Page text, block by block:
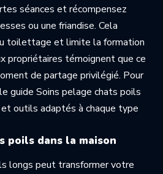
séances et récompensez
ou une friandise. Cela
toilettage et limite la formation
propriétaires témoignent que ce
de partage privilégié. Pour
guide Soins pelage chats poils
outils adaptés à chaque type
poils dans la maison
longs peut transformer votre